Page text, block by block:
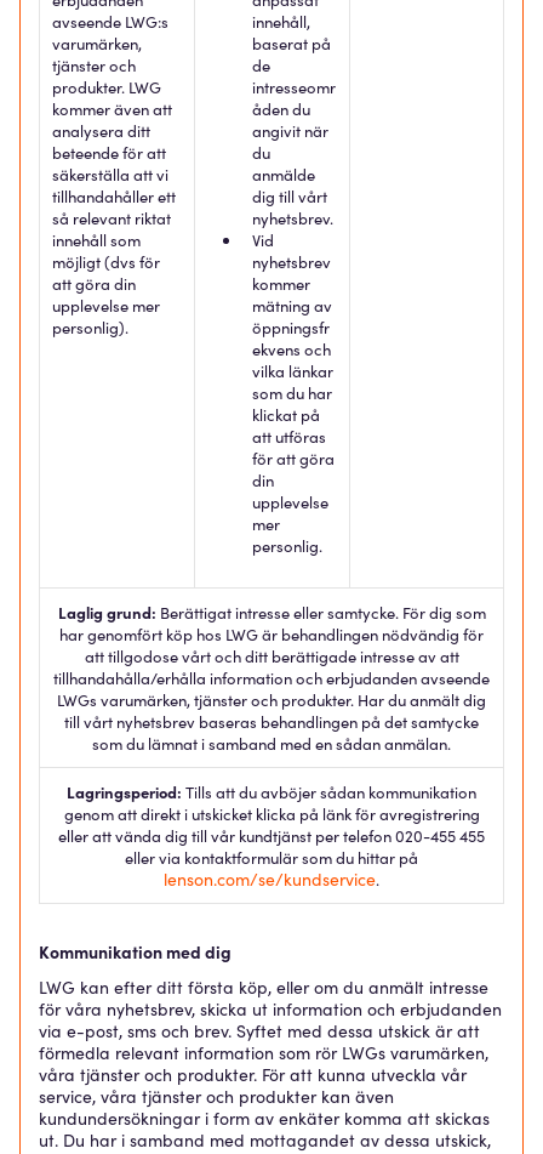
avseende LWG:s
varumärken,
tjänster och
produkter. LWG
kommer även att
analysera ditt
beteende för att
säkerställa att vi
tillhandahåller ett
så relevant riktat
innehåll som
möjligt (dvs för
att göra din
upplevelse mer
personlig).
innehåll,
baserat på
de
intresseomr
åden du
angivit när
du
anmälde
dig till vårt
nyhetsbrev.
Vid
nyhetsbrev
kommer
mätning av
öppningsfr
ekvens och
vilka länkar
som du har
klickat på
att utföras
för att göra
din
upplevelse
mer
personlig.
Laglig grund: Berättigat intresse eller samtycke. För dig som
har genomfört köp hos LWG är behandlingen nödvändig för
att tillgodose vårt och ditt berättigade intresse av att
tillhandahålla/erhålla information och erbjudanden avseende
LWGs varumärken, tjänster och produkter. Har du anmält dig
till vårt nyhetsbrev baseras behandlingen på det samtycke
som du lämnat i samband med en sådan anmälan.
Lagringsperiod: Tills att du avböjer sådan kommunikation
genom att direkt i utskicket klicka på länk för avregistrering
eller att vända dig till vår kundtjänst per telefon 020-455 455
eller via kontaktformulär som du hittar på
lenson.com/se/kundservice.
Kommunikation med dig
LWG kan efter ditt första köp, eller om du anmält intresse
för våra nyhetsbrev, skicka ut information och erbjudanden
via e-post, sms och brev. Syftet med dessa utskick är att
förmedla relevant information som rör LWGs varumärken,
våra tjänster och produkter. För att kunna utveckla vår
service, våra tjänster och produkter kan även
kundundersökningar i form av enkäter komma att skickas
ut. Du har i samband med mottagandet av dessa utskick,